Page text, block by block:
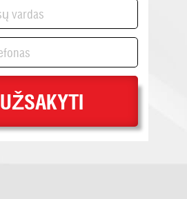
UŽSAKYTI